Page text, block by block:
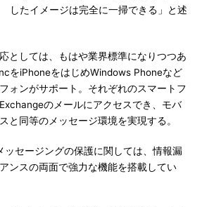
したイメージは完全に一掃できる」と述
としては、もはや業界標準になりつつあ
をiPhoneをはじめWindows Phoneなど
ォンがサポート。それぞれのスマートフ
のメールにアクセスでき、モバ
と同等のメッセージ環境を実現する。
セージングの保護に関しては、情報漏
ンスの両面で強力な機能を搭載してい